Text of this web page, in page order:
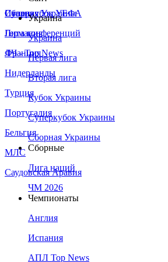
Сборная Украины
Италия
Германия
Франция
Нидерланды
Турция
Португалия
Бельгия
МЛС
Саудовская Аравия
Суперкубок УЕФА
Лига конференций
ЛЧ - Top News
Украина
Украина
Первая лига
Вторая лига
Кубок Украины
Суперкубок Украины
Сборная Украины
Сборные
Лига наций
ЧМ 2026
Чемпионаты
Англия
Испания
АПЛ Top News